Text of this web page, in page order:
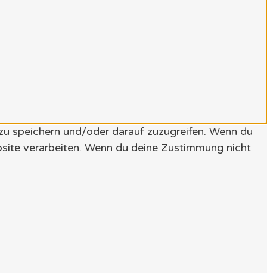
speichern und/oder darauf zuzugreifen. Wenn du
verarbeiten. Wenn du deine Zustimmung nicht